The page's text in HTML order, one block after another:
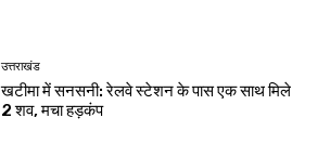
उत्तराखंड
खटीमा में सनसनी: रेलवे स्टेशन के पास एक साथ मिले
2 शव, मचा हड़कंप